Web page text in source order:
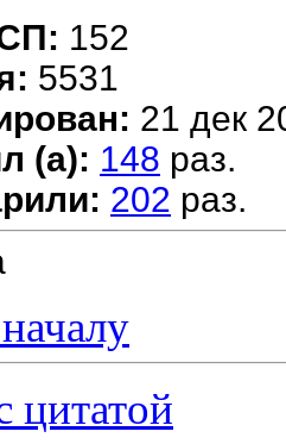
152
5531
21 дек
(а): 148 раз.
202 раз.
цитатой